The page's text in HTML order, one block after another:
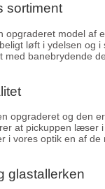
sortiment
opgraderet model af
løft i ydelsen og
med banebrydende
opgraderet og den
at pickuppen læser
i vores optik en af
glastallerken